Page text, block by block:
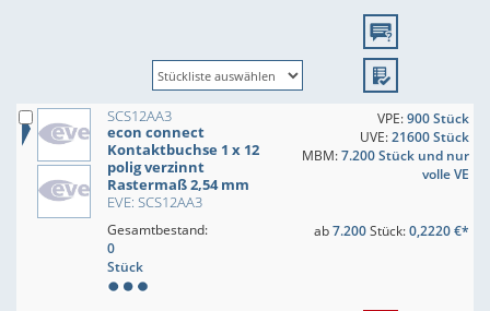
SCS12AA3
econ connect
Kontaktbuchse 1 x 12
polig verzinnt
Rastermaß 2,54 mm
EVE: SCS12AA3
VPE:900 Stück
UVE:21600 Stück
MBM:7.200 Stück und nur
volle VE
Gesamtbestand:
0
Stück
ab7.200Stück:0,2220 €*